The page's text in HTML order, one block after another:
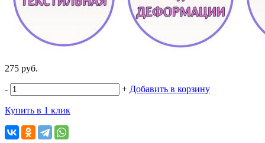
275 руб.
- + Добавить в корзину
Купить в 1 клик